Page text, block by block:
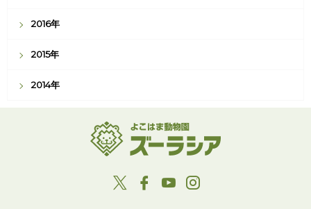
2016年
2015年
2014年